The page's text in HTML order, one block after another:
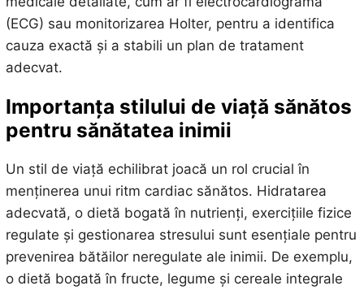
(ECG) sau monitorizarea Holter, pentru a identifica
cauza exactă și a stabili un plan de tratament
adecvat.
Importanța stilului de viață sănătos
pentru sănătatea inimii
Un stil de viață echilibrat joacă un rol crucial în
menținerea unui ritm cardiac sănătos. Hidratarea
adecvată, o dietă bogată în nutrienți, exercițiile fizice
regulate și gestionarea stresului sunt esențiale pentru
prevenirea bătăilor neregulate ale inimii. De exemplu,
o dietă bogată în fructe, legume și cereale integrale